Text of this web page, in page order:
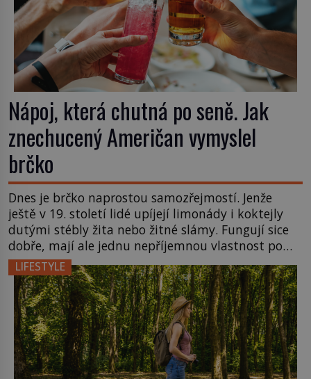
Nápoj, která chutná po seně. Jak
znechucený Američan vymyslel
brčko
Dnes je brčko naprostou samozřejmostí. Jenže
ještě v 19. století lidé upíjejí limonády i koktejly
dutými stébly žita nebo žitné slámy. Fungují sice
dobře, mají ale jednu nepříjemnou vlastnost po
chvíli se rozmáčejí a nápoji dodávají travnatou
příchuť. Právě tahle drobná nepříjemnost přivede
amerického výrobce cigaretových náustků k
nápadu, který změní způsob pití po celém […]
LIFESTYLE